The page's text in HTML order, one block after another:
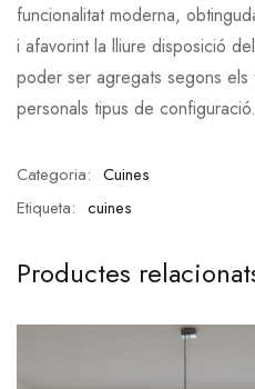
funcionalitat moderna,
i afavorint la lliure disposició
poder ser agregats segons els
personals tipus de configuració.
Categoria: Cuines
Etiqueta: cuines
Productes